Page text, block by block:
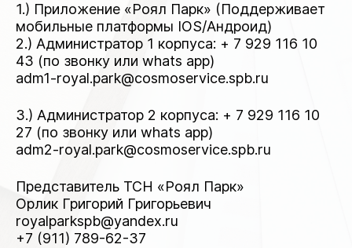
1.) Приложение «Роял Парк» (Поддерживает
мобильные платформы IOS/Андроид)
2.) Администратор 1 корпуса: + 7 929 116 10
43 (по звонку или whats app)
adm1-royal.park@cosmoservice.spb.ru
3.) Администратор 2 корпуса: + 7 929 116 10
27 (по звонку или whats app)
adm2-royal.park@cosmoservice.spb.ru
Представитель ТСН «Роял Парк»
Орлик Григорий Григорьевич
royalparkspb@yandex.ru
+7 (911) 789-62-37